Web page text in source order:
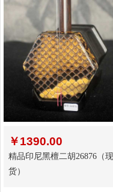
￥1390.00
精品印尼黑檀二胡26876（现
货）